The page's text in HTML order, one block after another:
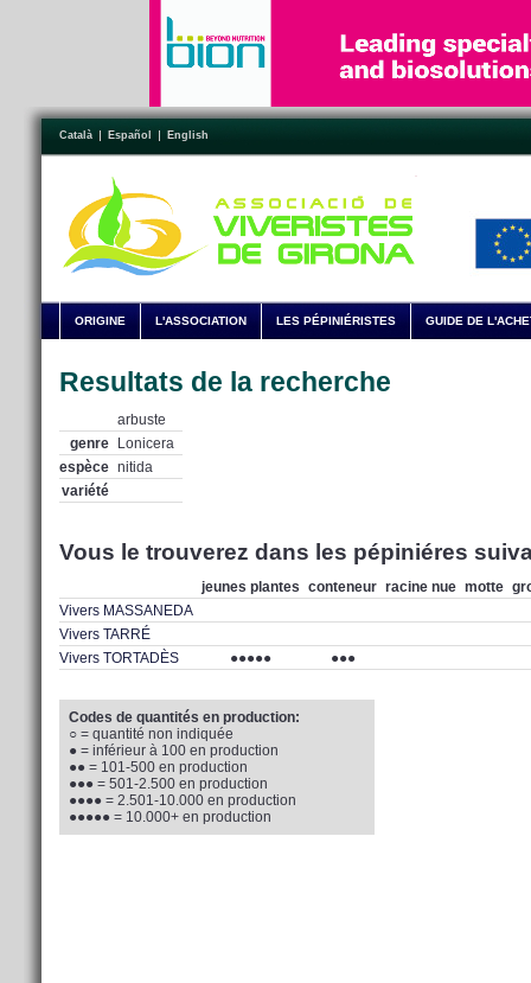
Català Español English
ORIGINE L'ASSOCIATION LES PÉPINIÉRISTES GUIDE DE
Resultats de la recherche
arbuste
genre
Lonicera
espèce nitida
variété
Vous le trouverez dans les pépiniéres
jeunes plantes conteneur racine nue motte
Vivers MASSANEDA
Vivers TARRÉ
Vivers TORTADÈS
●●●●● ●●●
Codes de quantités en production:
○ = quantité non indiquée
● = inférieur à 100 en production
●● = 101-500 en production
●●● = 501-2.500 en production
●●●● = 2.501-10.000 en production
●●●●● = 10.000+ en production